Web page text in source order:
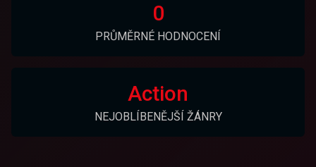
0
PRŮMĚRNÉ HODNOCENÍ
Action
NEJOBLÍBENĚJŠÍ ŽÁNRY